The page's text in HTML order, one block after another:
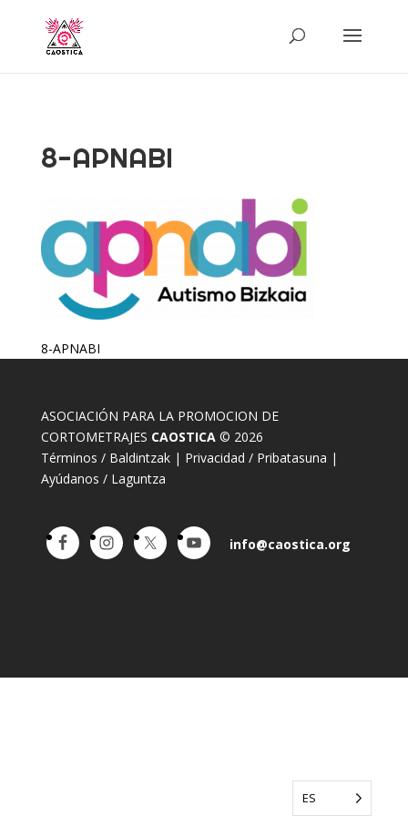
8-APNABI
8-APNABI
ASOCIACIÓN PARA LA PROMOCION DE
CORTOMETRAJES CAOSTICA© 2026
Términos / Baldintzak| Privacidad / Pribatasuna |
Ayúdanos / Laguntza
info@caostica.org
ES